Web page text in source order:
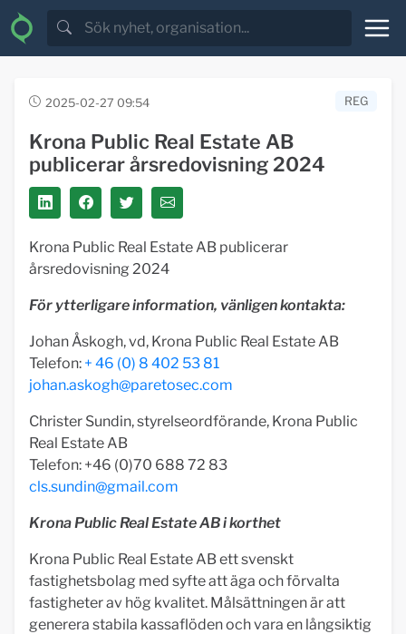
2025-02-27 09:54 REG
Krona Public Real Estate AB
publicerar årsredovisning 2024
Krona Public Real Estate AB publicerar
årsredovisning 2024
För ytterligare information, vänligen kontakta:
Johan Åskogh, vd, Krona Public Real Estate AB
Telefon: + 46 (0) 8 402 53 81
johan.askogh@paretosec.com
Christer Sundin, styrelseordförande, Krona Public
Real Estate AB
Telefon: +46 (0)70 688 72 83
cls.sundin@gmail.com
Krona Public Real Estate AB i korthet
Krona Public Real Estate AB ett svenskt
fastighetsbolag med syfte att äga och förvalta
fastigheter av hög kvalitet. Målsättningen är att
generera stabila kassaflöden och vara en långsiktig